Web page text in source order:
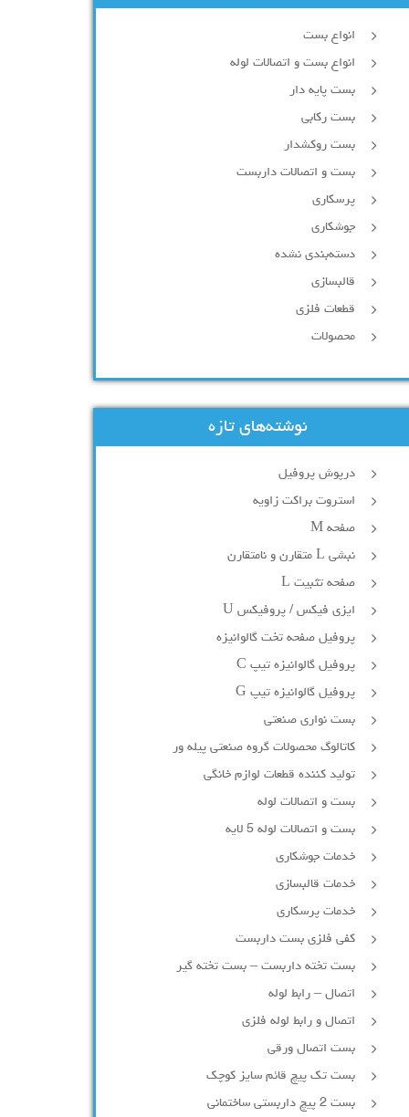
انواع بست
انواع بست و اتصالات لوله
بست پایه دار
بست رکابی
بست روکشدار
بست و اتصالات داربست
پرسکاری
جوشکاری
دسته‌بندی نشده
قالبسازی
قطعات فلزی
محصولات
نوشته‌های تازه
درپوش پروفیل
استروت براکت زاویه
صفحه M
نبشی L متقارن و نامتقارن
صفحه تثبیت L
ایزی فیکس / پروفیکس U
پروفیل صفحه تخت گالوانیزه
پروفیل گالوانیزه تیپ C
پروفیل گالوانیزه تیپ G
بست نواری صنعتی
کاتالوگ محصولات گروه صنعتی پیله ور
تولید کننده قطعات لوازم خانگی
بست و اتصالات لوله
بست و اتصالات لوله 5 لایه
خدمات جوشکاری
خدمات قالبسازی
خدمات پرسکاری
کفی فلزی بست داربست
بست تخته داربست – بست تخته گیر
اتصال – رابط لوله
اتصال و رابط لوله فلزی
بست اتصال ورقی
بست تک پیچ قائم سایز کوچک
بست 2 پیچ داربستی ساختمانی